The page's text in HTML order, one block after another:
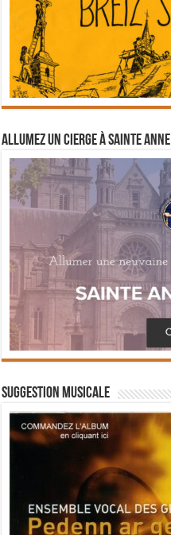
Allumez un cierge à Sainte Anne
Suggestion musicale